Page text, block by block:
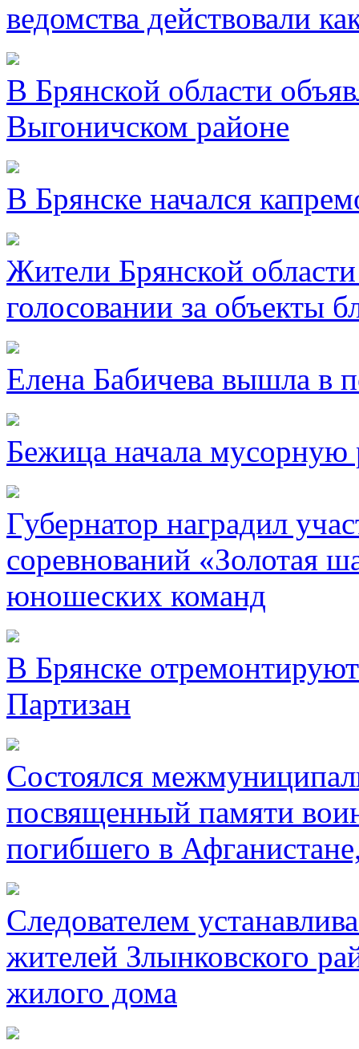
ведомства действовали
В Брянской области
Выгоничском районе
В Брянске начался
Жители Брянской
голосовании за объекты
Елена Бабичева вышла в
Бежица начала мусорную
Губернатор наградил
соревнований «Золотая
юношеских команд
В Брянске
Партизан
Состоялся
посвященный памяти
погибшего в
Следователем
жителей Злынковского
жилого дома